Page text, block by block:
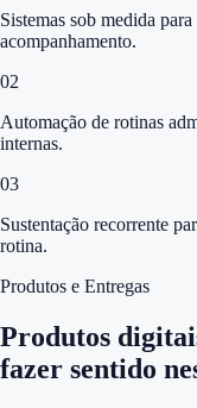
Sistemas sob medida
acompanhamento.
02
Automação de rotinas
internas.
03
Sustentação recorrente
rotina.
Produtos e Entregas
Produtos
fazer sentido